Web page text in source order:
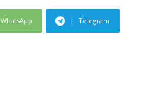
WhatsApp Telegram